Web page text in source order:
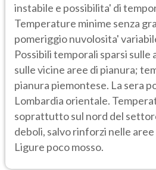
instabile e possibilita' di
Temperature minime senza
pomeriggio nuvolosita'
Possibili temporali sparsi sulle
sulle vicine aree di pianura;
pianura piemontese. La sera
Lombardia orientale.
soprattutto sul nord del
deboli, salvo rinforzi nelle
Ligure poco mosso.